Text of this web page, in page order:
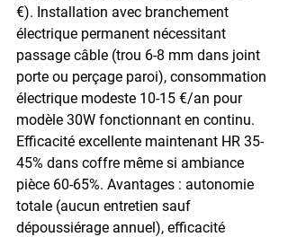
€). Installation avec branchement
électrique permanent nécessitant
passage câble (trou 6-8 mm dans joint
porte ou perçage paroi), consommation
électrique modeste 10-15 €/an pour
modèle 30W fonctionnant en continu.
Efficacité excellente maintenant HR 35-
45% dans coffre même si ambiance
pièce 60-65%. Avantages : autonomie
totale (aucun entretien sauf
dépoussiérage annuel), efficacité